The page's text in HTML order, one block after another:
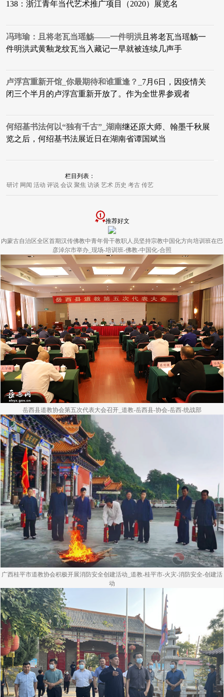
138：浙江青年当代艺术推广项目（2020）展览名
冯玮瑜：且将老瓦当瑶觞——一件明洪 且将老瓦当瑶觞一
件明洪武黄釉龙纹瓦当入藏记一早就被连续几声手
卢浮宫重新开馆_你最期待和谁重逢？_ 7月6日，因疫情关
闭三个半月的卢浮宫重新开放了。作为全世界参观者
何绍基书法何以“独有千古”_湖南继还原大师、翰墨千秋展
览之后，何绍基书法展近日在湖南省谭国斌当
栏目列表：
研讨 网闻 活动 评说 会议 聚焦 访谈 艺术 历史 考古 传艺
推荐好文
内蒙古自治区全区首期汉传佛教中青年骨干教职人员坚持宗教中国化方向培训班在巴
彦淖尔市举办_现场-培训班-佛教-中国化-合照
岳西县道教协会第五次代表大会召开_道教-岳西县-协会-岳西-统战部
广西桂平市道教协会积极开展消防安全创建活动_道教-桂平市-火灾-消防安全-创建活
动